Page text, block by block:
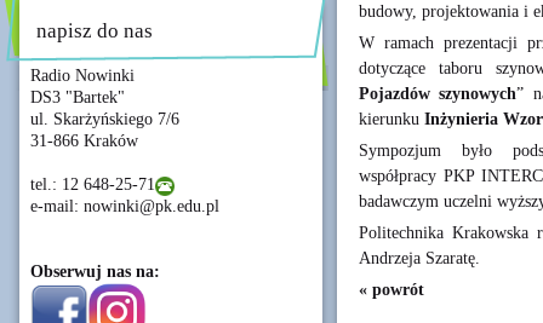
napisz do nas
Radio Nowinki
DS3 "Bartek"
ul. Skarżyńskiego 7/6
31-866 Kraków
tel.: 12 648-25-71
e-mail: nowinki@pk.edu.pl
Obserwuj nas na:
budowy, projektowania i
W ramach prezentacji
dotyczące taboru
Pojazdów szynowych”
kierunku Inżynieria
Sympozjum było
współpracy PKP
badawczym uczelni
Politechnika Krakowska
Andrzeja Szaratę.
« powrót